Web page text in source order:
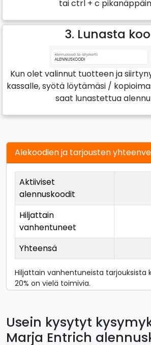
tai ctrl + c
3. Lunasta
Kun olet valinnut tuotteen ja
kassalle, syötä löytämäsi /
saat lunastettua
Alekoodien ja tarjousten
Aktiiviset
alennuskoodit
Hiljattain
vanhentuneet
Yhteensä
Hiljattain vanhentuneista tarjouksista
20% on vielä toimivia.
Usein kysytyt
Marja Entrich